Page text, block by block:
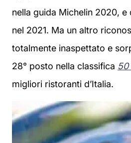
nella guida Michelin 2020,
nel 2021. Ma un altro
totalmente inaspettato e
28° posto nella classifica 50
migliori ristoranti d’Italia.